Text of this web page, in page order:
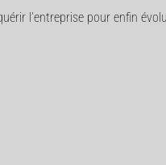
l’entreprise pour enfin